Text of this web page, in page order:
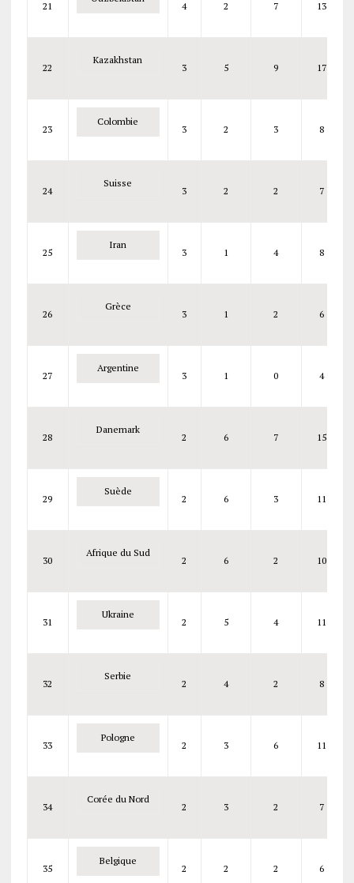
21 4 2 7 13
22
Kazakhstan
3 5 9 17
23
Colombie
3 2 3 8
24
Suisse
3 2 2 7
25
Iran
3 1 4 8
26
Grèce
3 1 2 6
27
Argentine
3 1 0 4
28
Danemark
2 6 7 15
29
Suède
2 6 3 11
30
Afrique du Sud
2 6 2 10
31
Ukraine
2 5 4 11
32
Serbie
2 4 2 8
33
Pologne
2 3 6 11
34
Corée du Nord
2 3 2 7
35
Belgique
2 2 2 6